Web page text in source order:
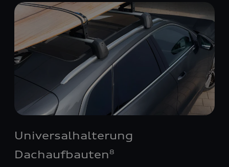
Universalhalterung
Dachaufbauten8